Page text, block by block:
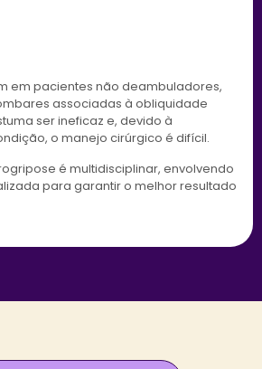
em pacientes não deambuladores,
associadas à obliquidade
ser ineficaz e, devido à
o manejo cirúrgico é difícil.
é multidisciplinar, envolvendo
para garantir o melhor resultado